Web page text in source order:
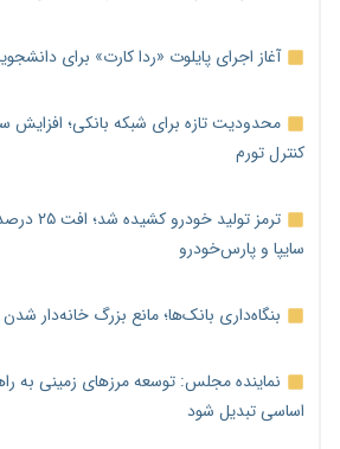
آغاز اجرای پایلوت «ردا کارت» برای
محدودیت تازه برای شبکه بانکی؛ افزایش
کنترل تورم
ترمز
سایپا و پارس‌خودرو
بنگاه‌داری بانک‌ها؛ مانع بزرگ خانه‌دار
نماینده مجلس: توسعه مرزهای زمینی به
اساسی تبدیل شود